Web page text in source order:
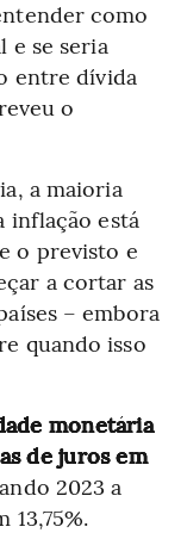
como
e se seria
entre dívida
o
a maioria
inflação está
o previsto e
a cortar as
– embora
quando isso
monetária
de juros em
2023 a
13,75%.